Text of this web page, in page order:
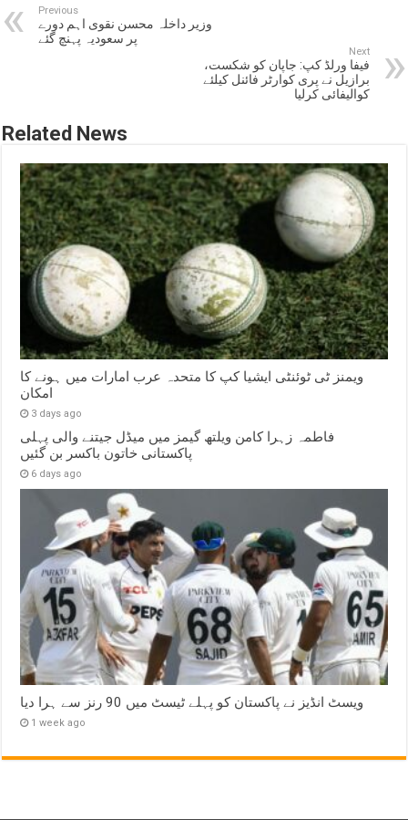
Previous
وزیر داخلہ محسن نقوی اہم دورے
پر سعودیہ پہنچ گئے
Next
فیفا ورلڈ کپ: جاپان کو شکست،
برازیل نے پری کوارٹر فائنل کیلئے
کوالیفائی کرلیا
Related News
ویمنز ٹی ٹوئنٹی ایشیا کپ کا متحدہ عرب امارات میں ہونے کا
امکان
3 days ago
فاطمہ زہرا کامن ویلتھ گیمز میں میڈل جیتنے والی پہلی
پاکستانی خاتون باکسر بن گئیں
6 days ago
ویسٹ انڈیز نے پاکستان کو پہلے ٹیسٹ میں 90 رنز سے ہرا دیا
1 week ago